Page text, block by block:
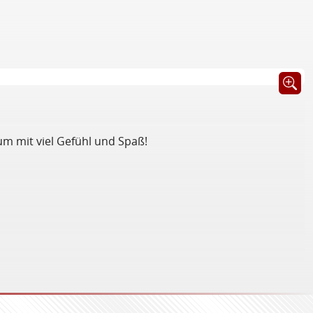
Öffnet
mit viel Gefühl und Spaß!